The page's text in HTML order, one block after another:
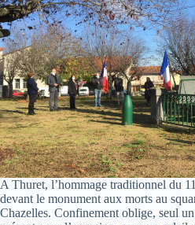
A Thuret, l’hommage traditionnel du
devant le monument aux morts au
Chazelles. Confinement oblige, seul